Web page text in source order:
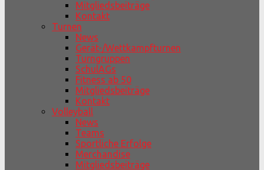
Mitgliedsbeiträge
Kontakt
Turnen
News
Gerät-/Wettkampfturnen
Turngruppen
SchulAGs
Fitness ab 50
Mitgliedsbeiträge
Kontakt
Volleyball
News
Teams
Sportliche Erfolge
Merchandise
Mitgliedsbeiträge